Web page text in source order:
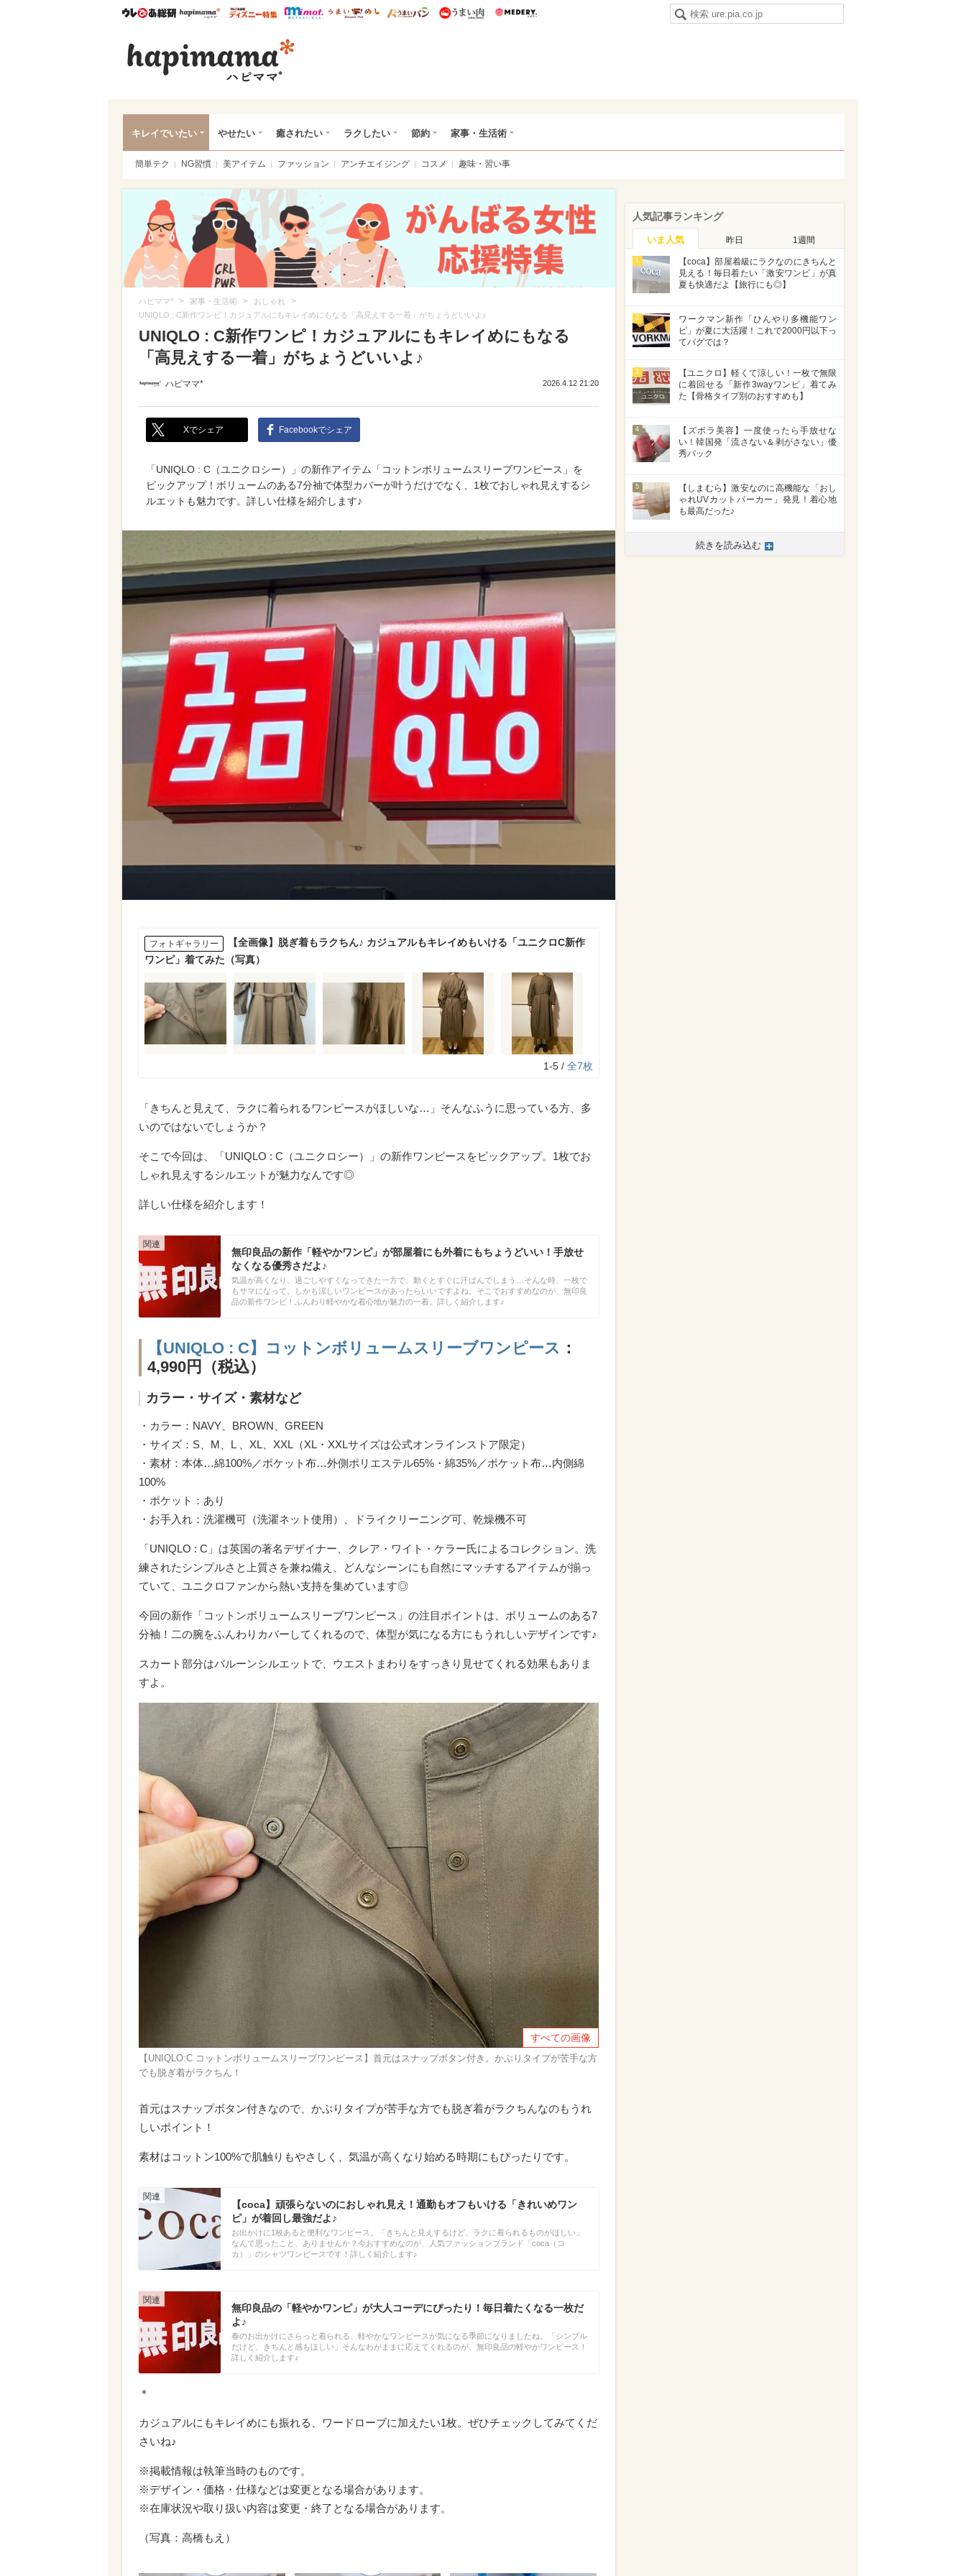
ウレぴあ総研ハピママ* ウレぴあ総研 ディズニー特集
mimot. うまいめし うまいパン うまい肉
キレイでいたい やせたい 癒されたい ラクしたい 節約 家事・生活術
簡単テク NG習慣 美アイテム ファッション アンチエイジング コスメ 趣味・習い事
ハピママ* > 家事・生活術 > おしゃれ >
UNIQLO : C新作ワンピ！カジュアルにもキレイめにもなる「高見えする一着」がちょうどいいよ♪
UNIQLO : C新作ワンピ！カジュアルにもキレイめにもなる
「高見えする一着」がちょうどいいよ♪
ハピママ* 2026.4.12 21:20
Xでシェア Facebookでシェア
「UNIQLO : C（ユニクロシー）」の新作アイテム「コットンボリュームスリーブワンピース」を
ピックアップ！ボリュームのある7分袖で体型カバーが叶うだけでなく、1枚でおしゃれ見えするシ
ルエットも魅力です。詳しい仕様を紹介します♪
フォトギャラリー
【全画像】脱ぎ着もラクちん♪ カジュアルもキレイめもいける「ユニクロC新作
ワンピ」着てみた（写真）
1-5 / 全7枚
「きちんと見えて、ラクに着られるワンピースがほしいな…」そんなふうに思っている方、多
いのではないでしょうか？
そこで今回は、「UNIQLO : C（ユニクロシー）」の新作ワンピースをピックアップ。1枚でお
しゃれ見えするシルエットが魅力なんです◎
詳しい仕様を紹介します！
無印良品の新作「軽やかワンピ」が部屋着にも外着にもちょうどいい！手放せ
なくなる優秀さだよ♪
気温が高くなり、過ごしやすくなってきた一方で、動くとすぐに汗ばんでしまう…そんな時、一枚で
もサマになって、しかも涼しいワンピースがあったらいいですよね。そこでおすすめなのが、無印良
品の新作ワンピ！ふんわり軽やかな着心地が魅力の一着。詳しく紹介します♪
【UNIQLO : C】コットンボリュームスリーブワンピース ：
4,990円（税込）
カラー・サイズ・素材など
・カラー：NAVY、BROWN、GREEN
・サイズ：S、M、L 、XL、XXL（XL・XXLサイズは公式オンラインストア限定）
・素材：本体…綿100%／ポケット布…外側ポリエステル65%・綿35%／ポケット布…内側綿
100%
・ポケット：あり
・お手入れ：洗濯機可（洗濯ネット使用）、ドライクリーニング可、乾燥機不可
「UNIQLO : C」は英国の著名デザイナー、クレア・ワイト・ケラー氏によるコレクション。洗
練されたシンプルさと上質さを兼ね備え、どんなシーンにも自然にマッチするアイテムが揃っ
ていて、ユニクロファンから熱い支持を集めています◎
今回の新作「コットンボリュームスリーブワンピース」の注目ポイントは、ボリュームのある7
分袖！二の腕をふんわりカバーしてくれるので、体型が気になる方にもうれしいデザインです♪
スカート部分はバルーンシルエットで、ウエストまわりをすっきり見せてくれる効果もありま
すよ。
すべての画像
【UNIQLO:C コットンボリュームスリーブワンピース】首元はスナップボタン付き。かぶりタイプが苦手な方
でも脱ぎ着がラクちん！
首元はスナップボタン付きなので、かぶりタイプが苦手な方でも脱ぎ着がラクちんなのもうれ
しいポイント！
素材はコットン100%で肌触りもやさしく、気温が高くなり始める時期にもぴったりです。
【coca】頑張らないのにおしゃれ見え！通勤もオフもいける「きれいめワン
ピ」が着回し最強だよ♪
お出かけに1枚あると便利なワンピース。「きちんと見えするけど、ラクに着られるものがほしい」
なんて思ったこと、ありませんか？今おすすめなのが、人気ファッションブランド「coca（コ
カ）」のシャツワンピースです！詳しく紹介します♪
無印良品の「軽やかワンピ」が大人コーデにぴったり！毎日着たくなる一枚だ
よ♪
春のお出かけにさらっと着られる、軽やかなワンピースが気になる季節になりましたね。「シンプル
だけど、きちんと感もほしい」そんなわがままに応えてくれるのが、無印良品の軽やかワンピース！
詳しく紹介します♪
＊
カジュアルにもキレイめにも振れる、ワードローブに加えたい1枚。ぜひチェックしてみてくだ
さいね♪
※掲載情報は執筆当時のものです。
※デザイン・価格・仕様などは変更となる場合があります。
※在庫状況や取り扱い内容は変更・終了となる場合があります。
（写真：高橋もえ）
人気記事ランキング
いま人気 昨日 1週間
1
【coca】部屋着級にラクなのにきちんと
見える！毎日着たい「激安ワンピ」が真
夏も快適だよ【旅行にも◎】
2
ワークマン新作「ひんやり多機能ワン
ピ」が夏に大活躍！これで2000円以下っ
てバグでは？
3
【ユニクロ】軽くて涼しい！一枚で無限
に着回せる「新作3wayワンピ」着てみ
た【骨格タイプ別のおすすめも】
4
【ズボラ美容】一度使ったら手放せな
い！韓国発「流さない＆剥がさない」優
秀パック
5
【しまむら】激安なのに高機能な「おし
ゃれUVカットパーカー」発見！着心地
も最高だった♪
続きを読み込む